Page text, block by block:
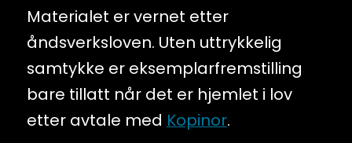
Materialet er vernet etter
åndsverksloven. Uten uttrykkelig
samtykke er eksemplarfremstilling
bare tillatt når det er hjemlet i lov
etter avtale med Kopinor.